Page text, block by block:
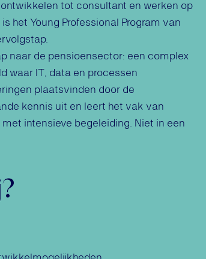
tot consultant en werken op
het Young Professional Program van
naar de pensioensector: een complex
waar IT, data en processen
plaatsvinden door de
kennis uit en leert het vak van
intensieve begeleiding. Niet in een